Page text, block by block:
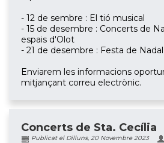
- 12 de sembre : El tió musical
- 15 de desembre : Concerts de
espais d'Olot
- 21 de desembre : Festa de Nadal
Enviarem les informacions
mitjançant correu electrònic.
Concerts de Sta. Cecília
Publicat el Dilluns, 20 Novembre 2023